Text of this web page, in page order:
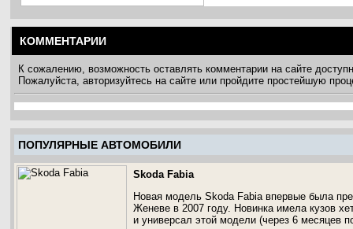
КОММЕНТАРИИ
К сожалению, возможность оставлять комментарии на сайте
Пожалуйста, авторизуйтесь на сайте или пройдите простейшую
ПОПУЛЯРНЫЕ АВТОМОБИЛИ
Skoda Fabia
Новая модель Skoda Fabia впервые была
Женеве в 2007 году. Новинка имела кузов
и универсал этой модели (через 6 месяцев